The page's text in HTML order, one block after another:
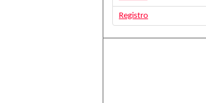
Registro